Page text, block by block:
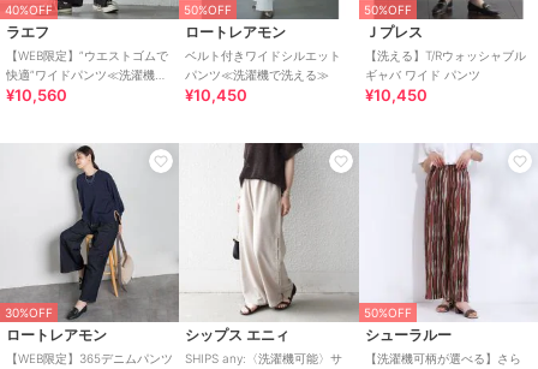
40%OFF
ラエフ
【WEB限定】”ウエストゴムで
快適”ワイドパンツ≪洗濯機で
洗える≫
¥10,560
50%OFF
ロートレアモン
ベルト付きワイドシルエット
パンツ≪洗濯機で洗える≫
¥10,450
50%OFF
Ｊプレス
【洗える】T/Rウォッシャブル
ギャバ ワイド パンツ
¥10,450
30%OFF
ロートレアモン
【WEB限定】365デニムパンツ
シップス エニィ
SHIPS any:〈洗濯機可能〉サ
50%OFF
シューラルー
【洗濯機可柄が選べる】さら